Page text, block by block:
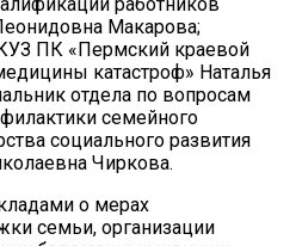
Макарова;
ПК «Пермский краевой
катастроф» Наталья
отдела по вопросам
семейного
социального развития
Чиркова.
о мерах
семьи, организации